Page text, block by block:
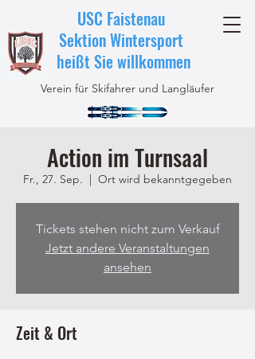
USC Faistenau
Sektion Wintersport
heißt Sie willkommen
Verein für Skifahrer und Langläufer
Action im Turnsaal
Fr., 27. Sep.
  |
Ort wird bekanntgegeben
Tickets stehen nicht zum Verkauf
Jetzt andere Veranstaltungen
ansehen
Zeit & Ort